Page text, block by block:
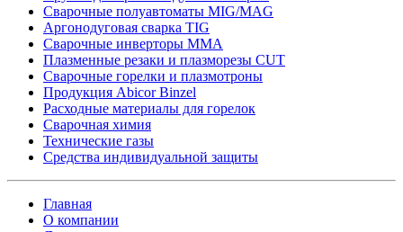
Сварочные полуавтоматы MIG/MAG
Аргонодуговая сварка TIG
Сварочные инверторы MMA
Плазменные резаки и плазморезы CUT
Сварочные горелки и плазмотроны
Продукция Abicor Binzel
Расходные материалы для горелок
Сварочная химия
Технические газы
Средства индивидуальной защиты
Главная
О компании